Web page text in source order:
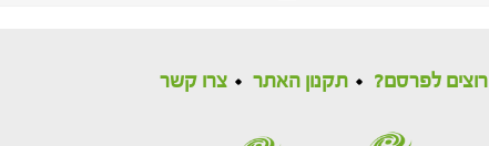
רוצים לפרסם? תקנון האתר צרו קשר